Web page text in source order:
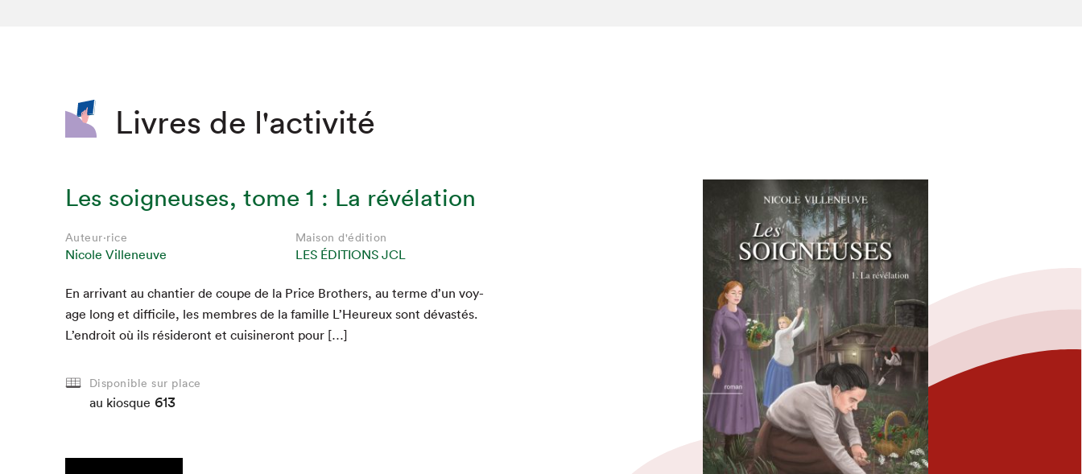
Que cherchez-vous?
Fermer
Livres de l'activité
Les soigneuses, tome 1 : La révélation
Auteur·rice
Nicole Villeneuve
Maison d'édition
LES ÉDITIONS JCL
En arrivant au chantier de coupe de la Price Broth­ers, au terme d’un voy­
age long et dif­fi­cile, les mem­bres de la famille L’Heureux sont dévastés.
L’endroit où ils résideront et cuisineront pour […]
Disponible sur place
au kiosque 613